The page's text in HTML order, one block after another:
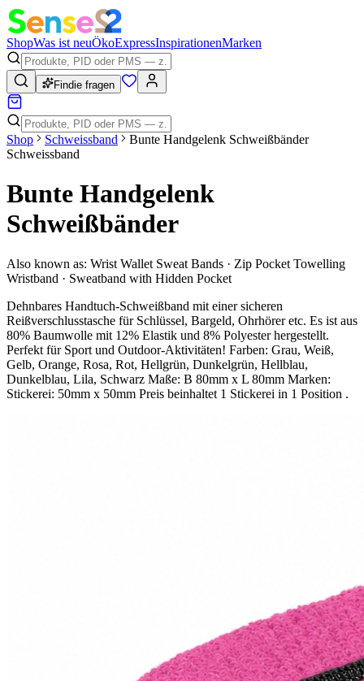
ShopWas ist neuÖkoExpressInspirationenMarken
Findie fragen
Shop Schweissband
Bunte Handgelenk Schweißbänder
Schweissband
Bunte Handgelenk
Schweißbänder
Also known as: Wrist Wallet Sweat Bands · Zip Pocket Towelling
Wristband · Sweatband with Hidden Pocket
Dehnbares Handtuch-Schweißband mit einer sicheren
Reißverschlusstasche für Schlüssel, Bargeld, Ohrhörer etc. Es ist aus
80% Baumwolle mit 12% Elastik und 8% Polyester hergestellt.
Perfekt für Sport und Outdoor-Aktivitäten! Farben: Grau, Weiß,
Gelb, Orange, Rosa, Rot, Hellgrün, Dunkelgrün, Hellblau,
Dunkelblau, Lila, Schwarz Maße: B 80mm x L 80mm Marken:
Stickerei: 50mm x 50mm Preis beinhaltet 1 Stickerei in 1 Position .